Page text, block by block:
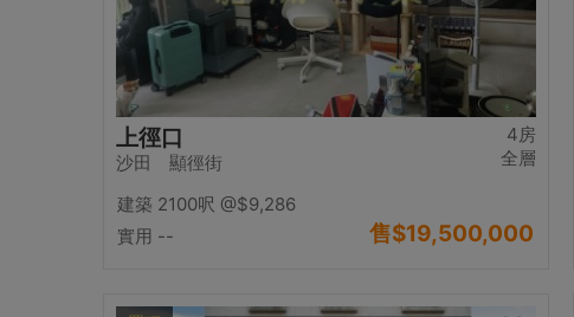
4房
全層
上徑口
沙田 顯徑街
建築 2100呎 @$9,286
實用 --
售$19,500,000